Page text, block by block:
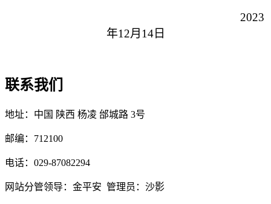
2023
年12月14日
联系我们
地址：中国 陕西 杨凌 邰城路 3号
邮编：712100
电话：029-87082294
网站分管领导：金平安 管理员：沙影